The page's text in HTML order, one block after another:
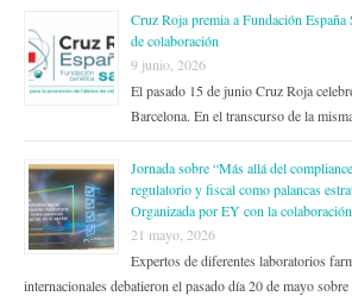
Cruz Roja premia a Fundación
de colaboración
9 junio, 2026
El pasado 15 de junio Cruz Roja
Barcelona. En el transcurso de la
Jornada sobre “Más allá del
regulatorio y fiscal como palancas
Organizada por EY con la
21 mayo, 2026
Expertos de diferentes laboratorios
internacionales debatieron el pasado día 20 de mayo